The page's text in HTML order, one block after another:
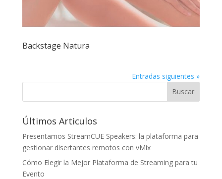
Backstage Natura
Entradas siguientes »
Últimos Articulos
Presentamos StreamCUE Speakers: la plataforma para
gestionar disertantes remotos con vMix
Cómo Elegir la Mejor Plataforma de Streaming para tu
Evento